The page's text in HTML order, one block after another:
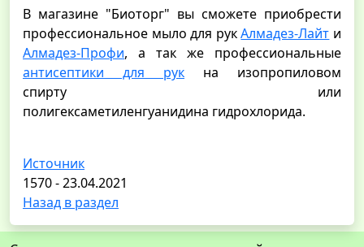
В магазине "Биоторг" вы сможете приобрести
профессиональное мыло для рукАлмадез-Лайт и
Алмадез-Профи, а так же профессиональные
антисептики для рук на изопропиловом
спирту или
полигексаметиленгуанидина гидрохлорида.
Источник
1570 - 23.04.2021
Назад в раздел